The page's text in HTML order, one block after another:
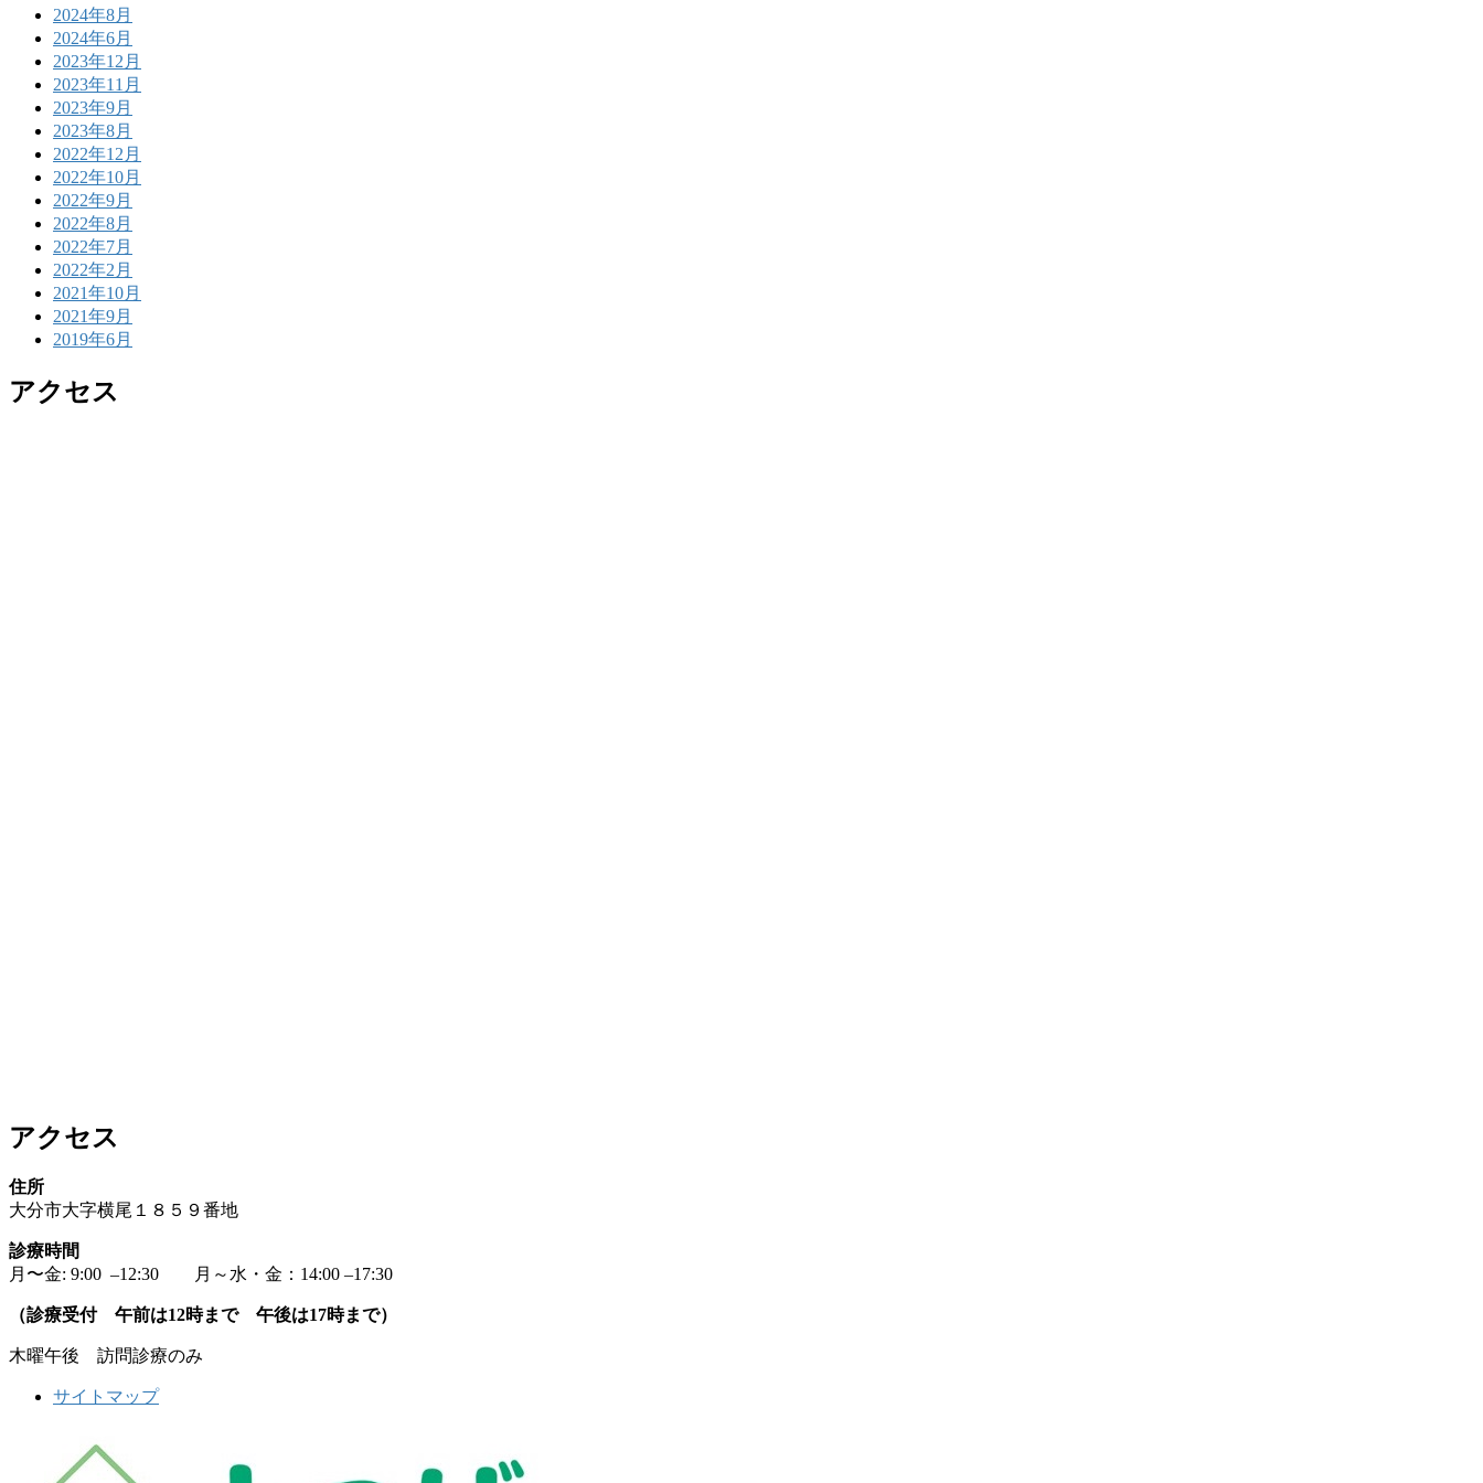
2024年8月
2024年6月
2023年12月
2023年11月
2023年9月
2023年8月
2022年12月
2022年10月
2022年9月
2022年8月
2022年7月
2022年2月
2021年10月
2021年9月
2019年6月
アクセス
アクセス
住所
大分市大字横尾１８５９番地
診療時間
月〜金: 9:00 –12:30 月～水・金：14:00 –17:30
（診療受付 午前は12時まで 午後は17時まで）
木曜午後 訪問診療のみ
サイトマップ